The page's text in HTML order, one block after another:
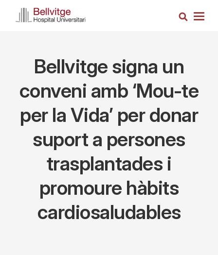
Search
Bellvitge signa un
conveni amb ‘Mou-te
per la Vida’ per donar
suport a persones
trasplantades i
promoure hàbits
cardiosaludables